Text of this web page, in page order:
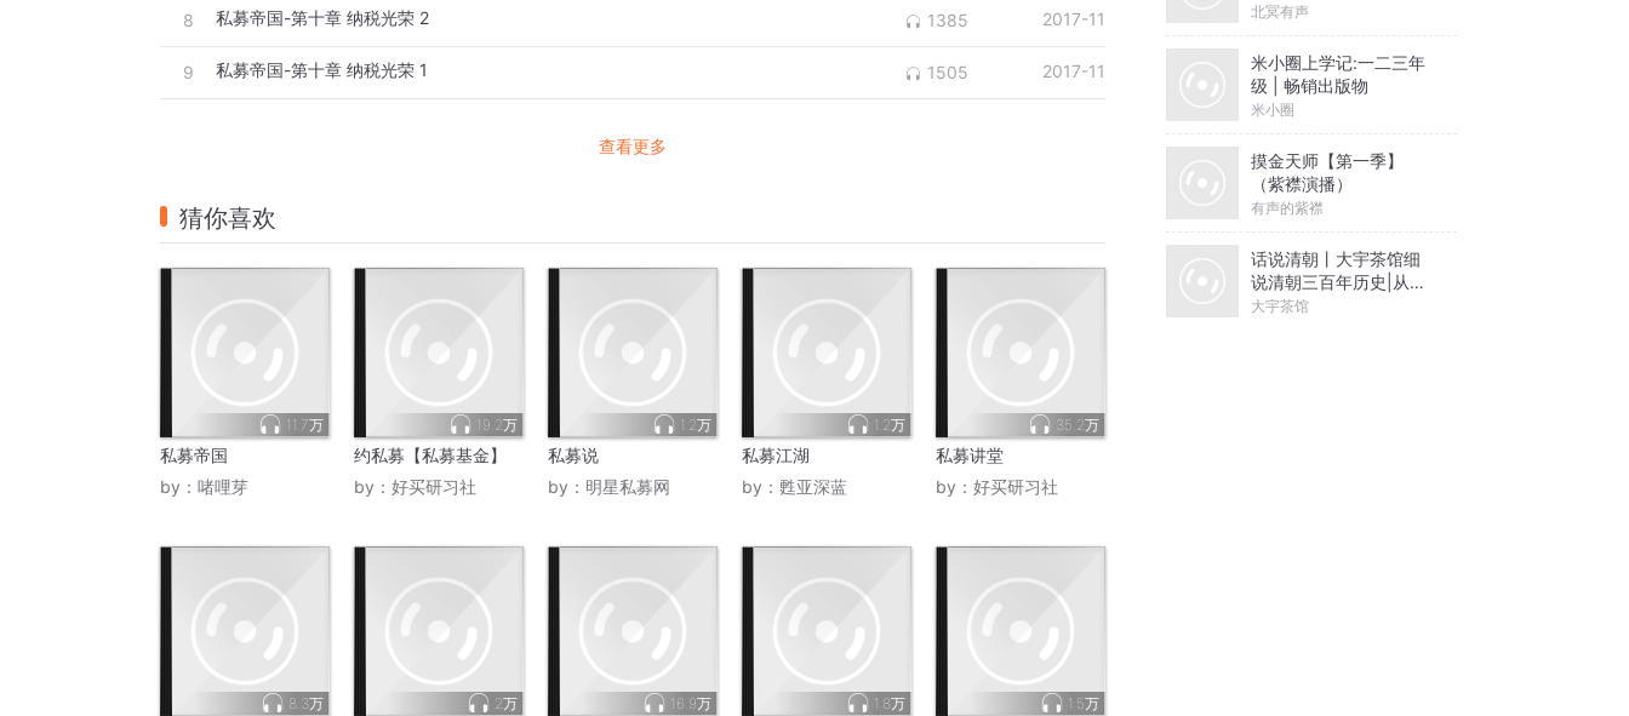
8 私募帝国-第十章 纳税光荣 2 1385 2017-11
9 私募帝国-第十章 纳税光荣 1 1505 2017-11
查看更多
猜你喜欢
11.7万
私募帝国
by： 啫哩芽
19.2万
约私募【私募基金】
by： 好买研习社
1.2万
私募说
by： 明星私募网
1.2万
私募江湖
by： 甦亚深蓝
35.2万
私募讲堂
by： 好买研习社
8.3万 2万 16.9万 1.8万 1.5万
北冥有声
米小圈上学记:一二三年
级 | 畅销出版物
米小圈
摸金天师【第一季】
（紫襟演播）
有声的紫襟
话说清朝丨大宇茶馆细
说清朝三百年历史|从努
尔哈赤到末代皇帝溥仪|
大宇茶馆